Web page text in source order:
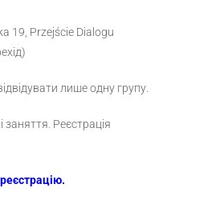
19, Przejście Dialogu
лише одну групу.
заняття. Реєстрація